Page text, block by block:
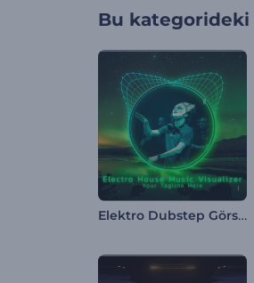
Bu kategorideki
Elektro Dubstep Görselleştirici